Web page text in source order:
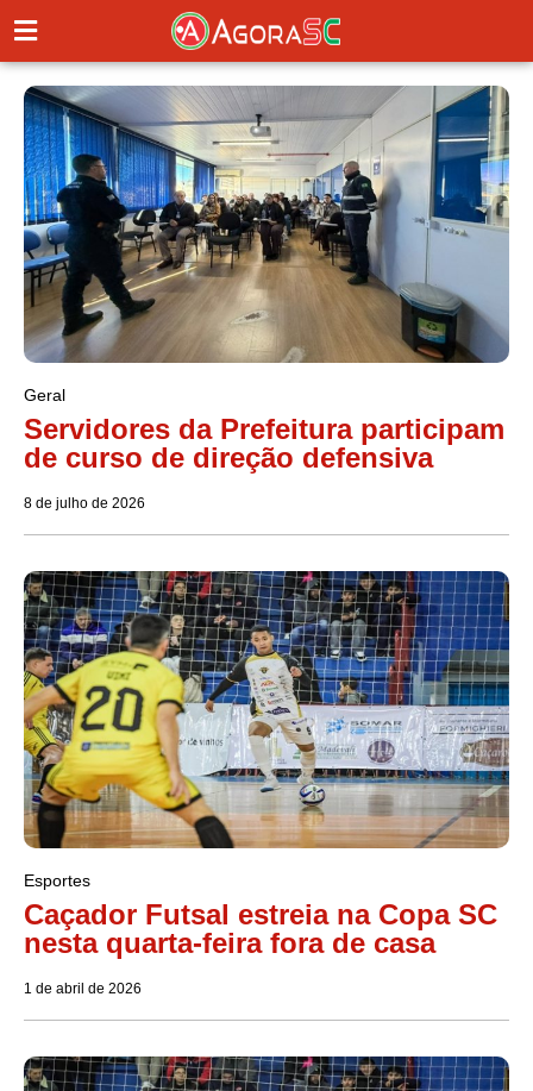
Geral
Servidores da Prefeitura participam
de curso de direção defensiva
8 de julho de 2026
Esportes
Caçador Futsal estreia na Copa SC
nesta quarta-feira fora de casa
1 de abril de 2026